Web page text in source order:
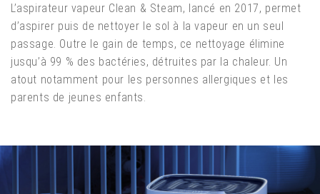
L’aspirateur vapeur Clean & Steam, lancé en 2017, permet
d’aspirer puis de nettoyer le sol à la vapeur en un seul
passage. Outre le gain de temps, ce nettoyage élimine
jusqu’à 99 % des bactéries, détruites par la chaleur. Un
atout notamment pour les personnes allergiques et les
parents de jeunes enfants.